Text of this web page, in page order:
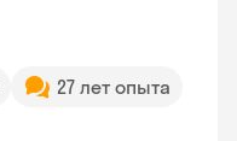
27 лет опыта